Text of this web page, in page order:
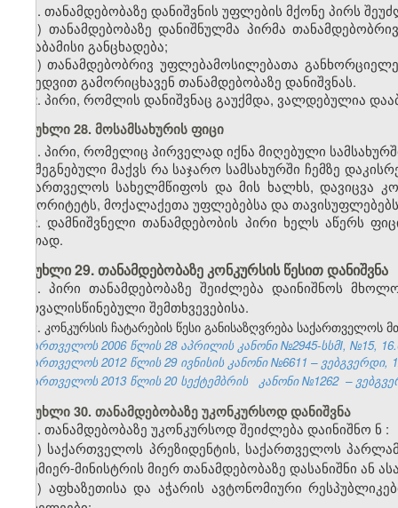
1. თანამდებობაზე დანიშვნის უფლების მქონე პირს
ა) თანამდებობაზე დანიშნულმა პირმა
შესაბამისი განცხადება;
ბ) თანამდებობრივ უფლებამოსილებათა
მიხედვით გამორიცხავენ თანამდებობაზე დანიშვნას.
2. პირი, რომლის დანიშვნაც გაუქმდა, ვალდებულია
მუხლი 28. მოსამსახურის ფიცი
1. პირი, რომელიც პირველად იქნა მიღებული
„შეგნებული მაქვს რა საჯარო სამსახურში ჩემზე
საქართველოს სახელმწიფოს და მის ხალხს, დავიცვა
ავტორიტეტს, მოქალაქეთა უფლებებსა და
2. დამნიშვნელი თანამდებობის პირი ხელს აწერს
ერთად.
მუხლი 29. თანამდებობაზე კონკურსის წესით დანიშვნა
1. პირი თანამდებობაზე შეიძლება დაინიშნოს
გათვალისწინებული შემთხვევებისა.
2. კონკურსის ჩატარების წესი განისაზღვრება
საქართველოს 2006 წლის 28 აპრილის კანონი №2945-სსმI, №15,
საქართველოს 2012 წლის 29 ივნისის კანონი №6611 – ვებგვერდი,
საქართველოს 2013 წლის 20 სექტემბრის
კანონი №1262 –
მუხლი 30. თანამდებობაზე უკონკურსოდ დანიშვნა
1. თანამდებობაზე უკონკურსოდ შეიძლება დაინიშნო ნ :
ა) საქართველოს პრეზიდენტის, საქართველოს
პრემიერ-მინისტრის მიერ თანამდებობაზე დასანიშნი ან
ბ) აფხაზეთისა და აჭარის ავტონომიური